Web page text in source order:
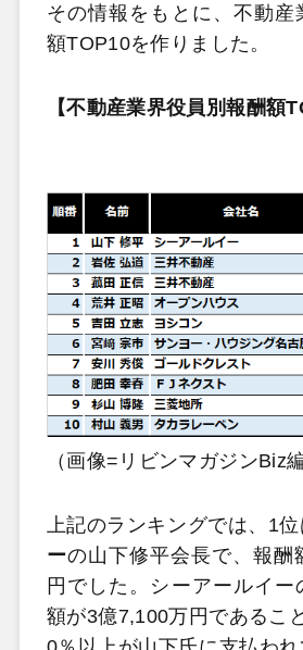
その情報をもとに、不動産
額TOP10を作りました。
【不動産業界役員別報酬額
（画像=リビンマガジンBiz
上記のランキングでは、1位
ーの山下修平会長で、報酬
円でした。シーアールイー
額が3億7,100万円であるこ